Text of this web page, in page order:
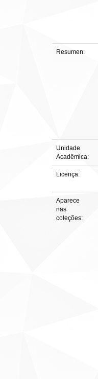
Resumen:
Unidade
Acadêmica:
Licença:
Aparece
nas
coleções: